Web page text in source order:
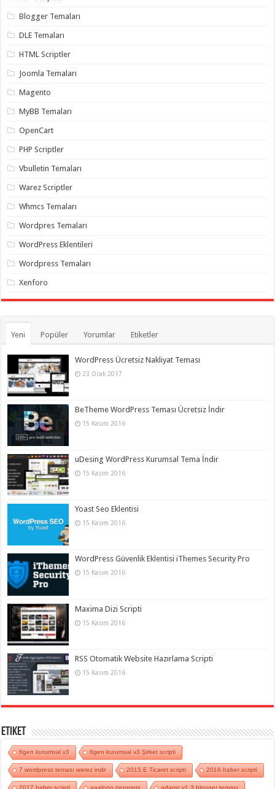
Blogger Temaları
DLE Temaları
HTML Scriptler
Joomla Temaları
Magento
MyBB Temaları
OpenCart
PHP Scriptler
Vbulletin Temaları
Warez Scriptler
Whmcs Temaları
Wordpres Temaları
WordPress Eklentileri
Wordpress Temaları
Xenforo
Yeni Popüler Yorumlar Etiketler
WordPress Ücretsiz Nakliyat Teması
23 Ocak 2017
BeTheme WordPress Teması Ücretsiz İndir
15 Kasım 2016
uDesing WordPress Kurumsal Tema İndir
15 Kasım 2016
Yoast Seo Eklentisi
15 Kasım 2016
WordPress Güvenlik Eklentisi iThemes Security Pro
15 Kasım 2016
Maxima Dizi Scripti
15 Kasım 2016
RSS Otomatik Website Hazırlama Scripti
15 Kasım 2016
Etiket
6gen kurumsal v3 6gen kurumsal v3 Şirket scripti
7 wordpress teması warez indir 2015 E Ticaret scripti 2016 haber scripti
2017 haber scripti aaalogo programı adamz v1.3 blogger teması